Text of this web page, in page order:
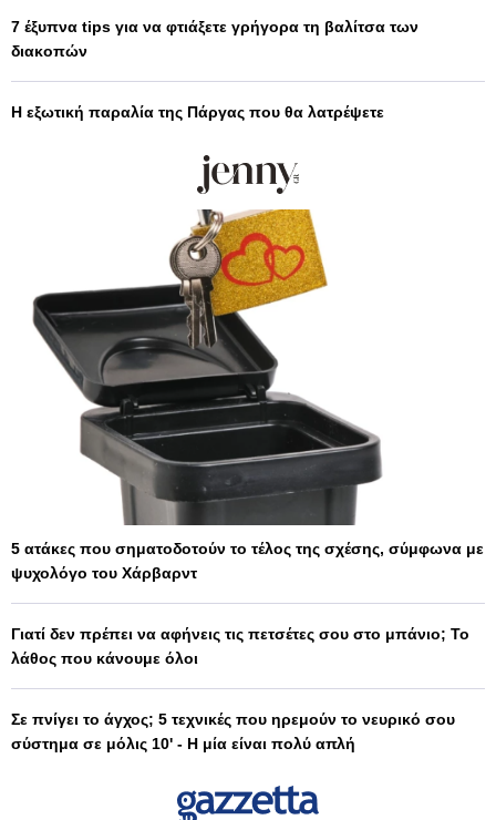
7 έξυπνα tips για να φτιάξετε γρήγορα τη βαλίτσα των
διακοπών
Η εξωτική παραλία της Πάργας που θα λατρέψετε
5 ατάκες που σηματοδοτούν το τέλος της σχέσης, σύμφωνα με
ψυχολόγο του Χάρβαρντ
Γιατί δεν πρέπει να αφήνεις τις πετσέτες σου στο μπάνιο; Το
λάθος που κάνουμε όλοι
Σε πνίγει το άγχος; 5 τεχνικές που ηρεμούν το νευρικό σου
σύστημα σε μόλις 10' - Η μία είναι πολύ απλή